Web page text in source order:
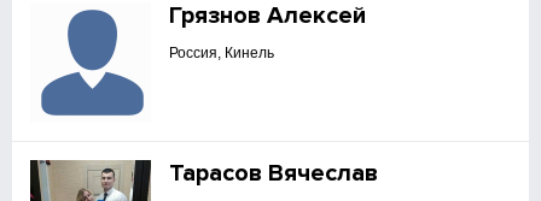
Грязнов Алексей
Россия, Кинель
Тарасов Вячеслав